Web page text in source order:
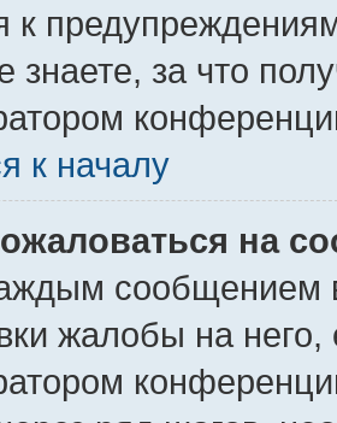
к
знаете, за что
к началу
на
сообщением
жалобы на